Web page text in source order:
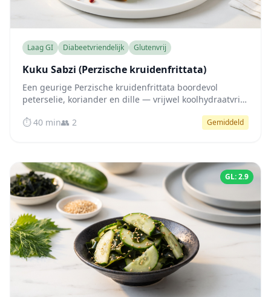
Laag GI Diabeetvriendelijk Glutenvrij
Kuku Sabzi (Perzische kruidenfrittata)
Een geurige Perzische kruidenfrittata boordevol
peterselie, koriander en dille — vrijwel koolhydraatvrij,
bloedsuikerspiegel de hele dag door.
⏱️ 40 min👥 2 Gemiddeld
GL: 2.9